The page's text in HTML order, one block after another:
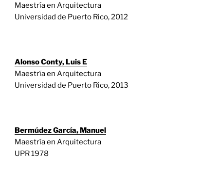
Maestría en Arquitectura
Universidad de Puerto Rico, 2012
Alonso Conty, Luis E
Maestría en Arquitectura
Universidad de Puerto Rico, 2013
Bermúdez García, Manuel
Maestría en Arquitectura
UPR 1978